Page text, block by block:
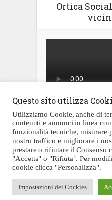
Ortica
Testata giornalistica registrata al
05/2019 il
L'Ortica Social:
Questo sito utilizza
Utilizziamo Cookie, anche di
contenuti e annunci in linea
funzionalità tecniche, misurare
nostro traffico e migliorare i
prestare o rifiutare il Consenso
"Accetta" o "Rifiuta". Per
cookie clicca "Personalizza".
Impostazioni dei Cookies